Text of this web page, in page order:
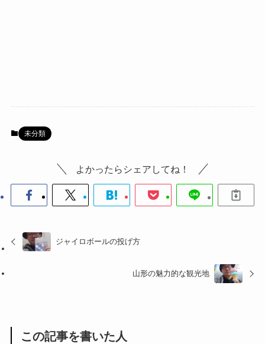
未分類
よかったらシェアしてね！
ジャイロボールの投げ方
山形の魅力的な観光地
この記事を書いた人